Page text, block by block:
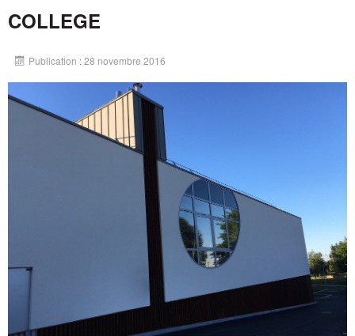
COLLEGE
Publication : 28 novembre 2016